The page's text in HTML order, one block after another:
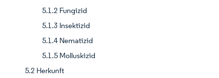
5.1.2 Fungizid
5.1.3 Insektizid
5.1.4 Nematizid
5.1.5 Molluskizid
5.2 Herkunft